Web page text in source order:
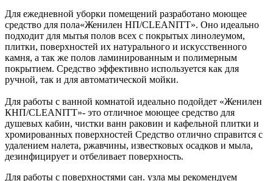
Для ежедневной уборки помещений разработано моющее
средство для пола«Женилен НП/CLEANITT». Оно идеально
подходит для мытья полов всех с покрытых линолеумом,
плитки, поверхностей их натурального и искусственного
камня, а так же полов ламинированным и полимерным
покрытием. Средство эффективно используется как для
ручной, так и для автоматической мойки.
Для работы с ванной комнатой идеально подойдет «Женилен
КНП/CLEANITT»- это отличное моющее средство для
душевых кабин, чистки ванн раковин и кафельной плитки и
хромированных поверхностей Средство отлично справится с
удалением налета, ржавчины, известковых осадков и мыла,
дезинфицирует и отбеливает поверхность.
Для работы с поверхностями сан. узла мы рекомендуем